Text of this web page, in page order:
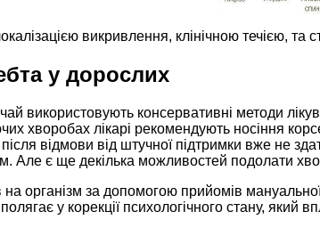
викривлення, клінічною течією,
у дорослих
використовують консервативні методи
хворобах лікарі рекомендують носіння
після відмови від штучної підтримки вже
Але є ще декілька можливостей подолати
організм за допомогою прийомів мануальної
у корекції психологічного стану, який